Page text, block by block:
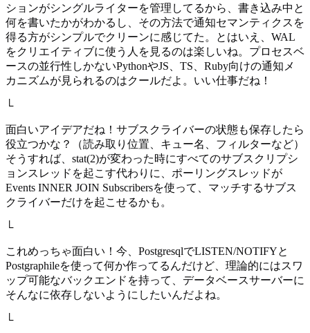
ションがシングルライターを管理してるから、書き込み中と
何を書いたかがわかるし、その方法で通知セマンティクスを
得る方がシンプルでクリーンに感じてた。とはいえ、WAL
をクリエイティブに使う人を見るのは楽しいね。プロセスベ
ースの並行性しかないPythonやJS、TS、Ruby向けの通知メ
カニズムが見られるのはクールだよ。いい仕事だね！
└
面白いアイデアだね！サブスクライバーの状態も保存したら
役立つかな？（読み取り位置、キュー名、フィルターなど）
そうすれば、stat(2)が変わった時にすべてのサブスクリプシ
ョンスレッドを起こす代わりに、ポーリングスレッドが
Events INNER JOIN Subscribersを使って、マッチするサブス
クライバーだけを起こせるかも。
└
これめっちゃ面白い！今、PostgresqlでLISTEN/NOTIFYと
Postgraphileを使って何か作ってるんだけど、理論的にはスワ
ップ可能なバックエンドを持って、データベースサーバーに
そんなに依存しないようにしたいんだよね。
└